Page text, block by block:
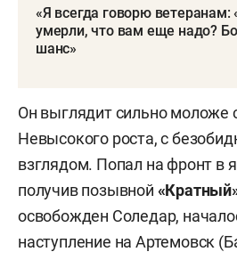
«Я всегда говорю
умерли, что вам еще надо?
шанс»
Он выглядит сильно моложе
Невысокого роста, с
взглядом. Попал на фронт в
получив позывной
освобожден Соледар,
наступление на Артемовск